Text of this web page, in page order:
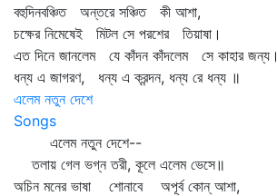
বহুদিনবঞ্চিত অন্তরে সঞ্চিত কী আশা,
চক্ষের নিমেষেই মিটল সে পরশের তিয়াষা।
এত দিনে জানলেম যে কাঁদন কাঁদলেম সে কাহার জন্য।
ধন্য এ জাগরণ, ধন্য এ ক্রন্দন, ধন্য রে ধন্য ॥
এলেম নতুন দেশে
Songs
এলেম নতুন দেশে--
তলায় গেল ভগ্ন তরী, কূলে এলেম ভেসে॥
অচিন মনের ভাষা শোনাবে অপূর্ব কোন্‌ আশা,